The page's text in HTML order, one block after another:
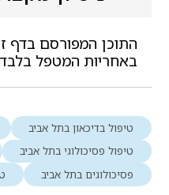
התוכן המפורסם בדף
באחריות המטפל בלבד
טיפול בדיכאון בתל אביב
טיפול פסיכולוגי בתל אביב
פסיכולוגים בתל אביב